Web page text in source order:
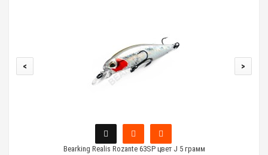
Bearking Realis Rozante 63SP цвет J 5 грамм
< >